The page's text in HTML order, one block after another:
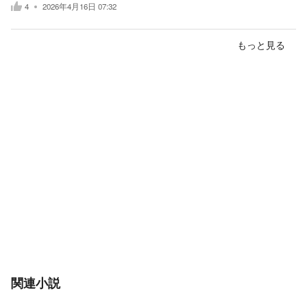
4 2026年4月16日 07:32
もっと見る
関連小説